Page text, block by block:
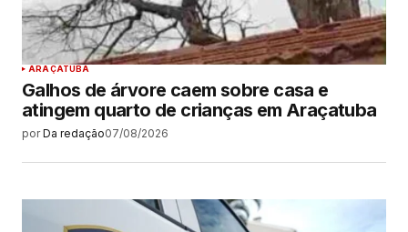
ARAÇATUBA
Galhos de árvore caem sobre casa e
atingem quarto de crianças em Araçatuba
por Da redação07/08/2026